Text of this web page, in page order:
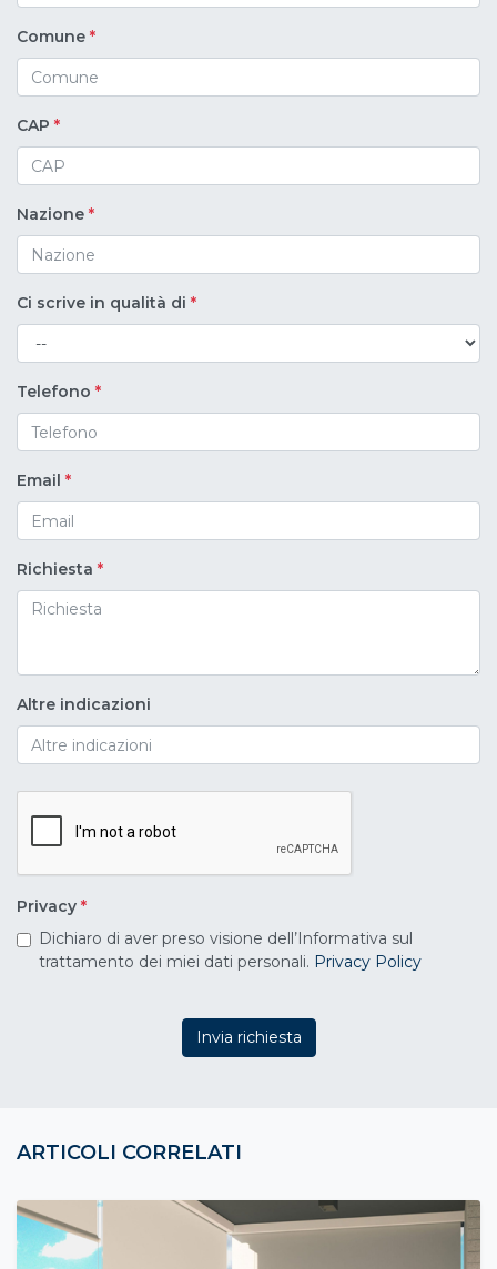
Comune *
CAP *
Nazione *
Ci scrive in qualità di *
Telefono *
Email *
Richiesta *
Altre indicazioni
Privacy *
Dichiaro di aver preso visione dell’Informativa sul
trattamento dei miei dati personali. Privacy Policy
Invia richiesta
ARTICOLI CORRELATI